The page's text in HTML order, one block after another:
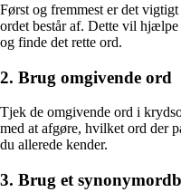
Først og fremmest er det
ordet består af. Dette vil
og finde det rette ord.
2. Brug omgivende ord
Tjek de omgivende ord i
med at afgøre, hvilket ord der
du allerede kender.
3. Brug et